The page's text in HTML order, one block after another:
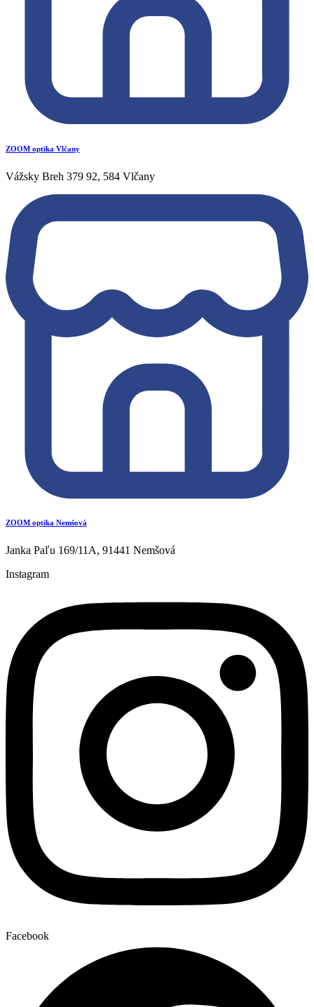
ZOOM optika Vlčany
Vážsky Breh 379 92, 584 Vlčany
ZOOM optika Nemšová
Janka Paľu 169/11A, 91441 Nemšová
Instagram
Facebook